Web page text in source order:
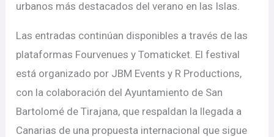
urbanos más destacados del verano en las Islas.
Las entradas continúan disponibles a través de las
plataformas Fourvenues y Tomaticket. El festival
está organizado por JBM Events y R Productions,
con la colaboración del Ayuntamiento de San
Bartolomé de Tirajana, que respaldan la llegada a
Canarias de una propuesta internacional que sigue